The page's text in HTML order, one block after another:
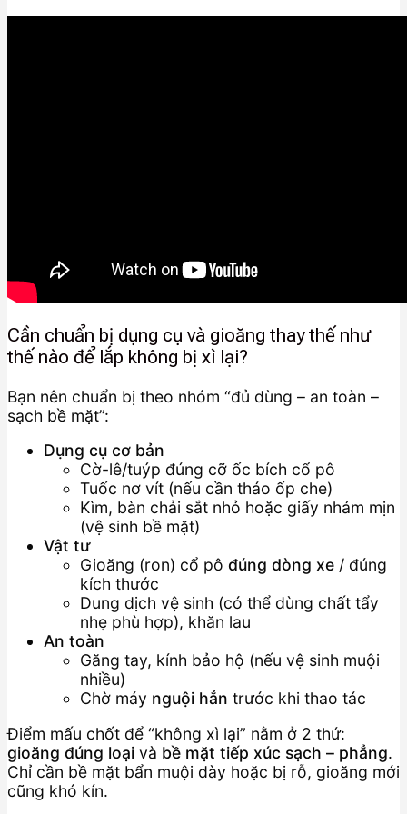
Cần chuẩn bị dụng cụ và gioăng thay thế như
thế nào để lắp không bị xì lại?
Bạn nên chuẩn bị theo nhóm “đủ dùng – an toàn –
sạch bề mặt”:
Dụng cụ cơ bản
Cờ-lê/tuýp đúng cỡ ốc bích cổ pô
Tuốc nơ vít (nếu cần tháo ốp che)
Kìm, bàn chải sắt nhỏ hoặc giấy nhám mịn
(vệ sinh bề mặt)
Vật tư
Gioăng (ron) cổ pô đúng dòng xe / đúng
kích thước
Dung dịch vệ sinh (có thể dùng chất tẩy
nhẹ phù hợp), khăn lau
An toàn
Găng tay, kính bảo hộ (nếu vệ sinh muội
nhiều)
Chờ máy nguội hẳn trước khi thao tác
Điểm mấu chốt để “không xì lại” nằm ở 2 thứ:
gioăng đúng loại và bề mặt tiếp xúc sạch – phẳng.
Chỉ cần bề mặt bẩn muội dày hoặc bị rỗ, gioăng mới
cũng khó kín.